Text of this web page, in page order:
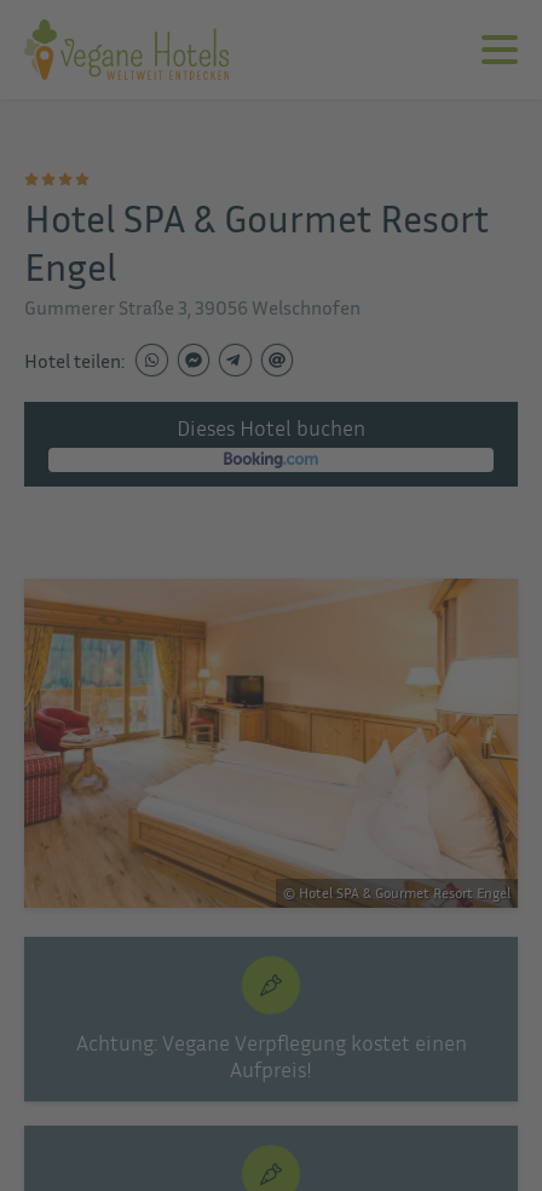
Hotel SPA & Gourmet Resort
Engel
Gummerer Straße 3, 39056 Welschnofen
Hotel teilen:
Dieses Hotel buchen
© Hotel SPA & Gourmet Resort Engel
Achtung: Vegane Verpflegung kostet einen
Aufpreis!